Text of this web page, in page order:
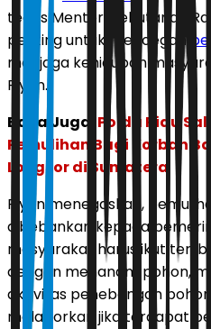
tegas Menteri Kehutanan
penting untuk mencegah
menjaga kehidupan
Riyan.
Baca Juga: Polda Riau
Pemulihan Bagi Korban
Longsor di Sumatera
Riyan menegaskan,
dibebankan kepada
masyarakat harus ikut
dengan menanam pohon,
aktivitas penebangan
melaporkan jika terdapat